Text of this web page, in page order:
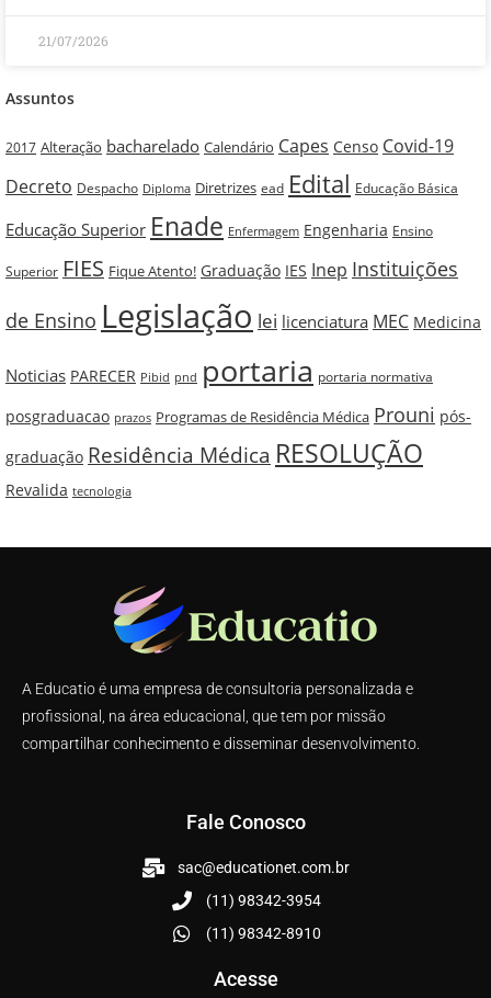
21/07/2026
Assuntos
2017 Alteração bacharelado Calendário Capes Censo Covid-19
Decreto Despacho Diploma Diretrizes ead Edital Educação Básica
Educação Superior Enade Enfermagem Engenharia Ensino
Superior FIES Fique Atento! Graduação IES Inep Instituições
de Ensino Legislação lei licenciatura MEC Medicina
Noticias PARECER Pibid pnd portaria portaria normativa
posgraduacao prazos Programas de Residência Médica Prouni pós-
graduação Residência Médica RESOLUÇÃO
Revalida tecnologia
A Educatio é uma empresa de consultoria personalizada e
profissional, na área educacional, que tem por missão
compartilhar conhecimento e disseminar desenvolvimento.
Fale Conosco
sac@educationet.com.br
(11) 98342-3954
(11) 98342-8910
Acesse